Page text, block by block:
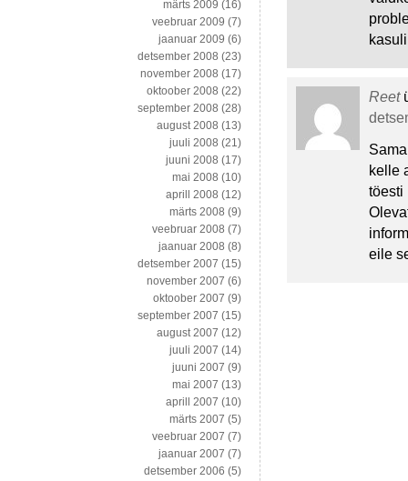
Reet
kelle
töesti
eile
märts 2009 (16)
veebruar 2009 (7)
jaanuar 2009 (6)
detsember 2008 (23)
november 2008 (17)
oktoober 2008 (22)
september 2008 (28)
august 2008 (13)
juuli 2008 (21)
juuni 2008 (17)
mai 2008 (10)
aprill 2008 (12)
märts 2008 (9)
veebruar 2008 (7)
jaanuar 2008 (8)
detsember 2007 (15)
november 2007 (6)
oktoober 2007 (9)
september 2007 (15)
august 2007 (12)
juuli 2007 (14)
juuni 2007 (9)
mai 2007 (13)
aprill 2007 (10)
märts 2007 (5)
veebruar 2007 (7)
jaanuar 2007 (7)
detsember 2006 (5)